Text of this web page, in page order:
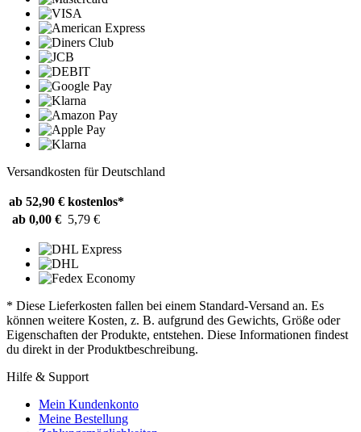
Versandkosten für Deutschland
ab 52,90 € kostenlos*
ab 0,00 € 5,79 €
* Diese Lieferkosten fallen bei einem Standard-Versand an. Es
können weitere Kosten, z. B. aufgrund des Gewichts, Größe oder
Eigenschaften der Produkte, entstehen. Diese Informationen findest
du direkt in der Produktbeschreibung.
Hilfe & Support
Mein Kundenkonto
Meine Bestellung